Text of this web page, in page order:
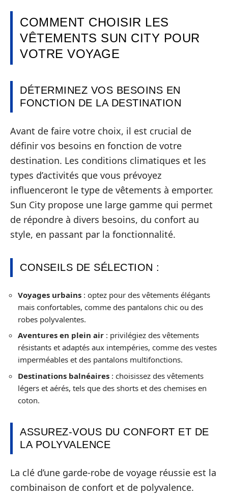
COMMENT CHOISIR LES
VÊTEMENTS SUN CITY POUR
VOTRE VOYAGE
DÉTERMINEZ VOS BESOINS EN
FONCTION DE LA DESTINATION
Avant de faire votre choix, il est crucial de
définir vos besoins en fonction de votre
destination. Les conditions climatiques et les
types d’activités que vous prévoyez
influenceront le type de vêtements à emporter.
Sun City propose une large gamme qui permet
de répondre à divers besoins, du confort au
style, en passant par la fonctionnalité.
CONSEILS DE SÉLECTION :
Voyages urbains : optez pour des vêtements élégants
mais confortables, comme des pantalons chic ou des
robes polyvalentes.
Aventures en plein air : privilégiez des vêtements
résistants et adaptés aux intempéries, comme des vestes
imperméables et des pantalons multifonctions.
Destinations balnéaires : choisissez des vêtements
légers et aérés, tels que des shorts et des chemises en
coton.
ASSUREZ-VOUS DU CONFORT ET DE
LA POLYVALENCE
La clé d’une garde-robe de voyage réussie est la
combinaison de confort et de polyvalence.